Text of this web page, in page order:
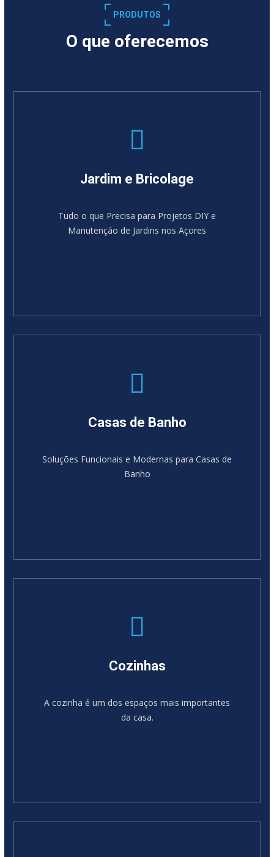
PRODUTOS
O que oferecemos
Jardim e Bricolage
Tudo o que Precisa para Projetos DIY e
Manutenção de Jardins nos Açores
Casas de Banho
Soluções Funcionais e Modernas para Casas de
Banho
Cozinhas
A cozinha é um dos espaços mais importantes
da casa.
SABER MAIS